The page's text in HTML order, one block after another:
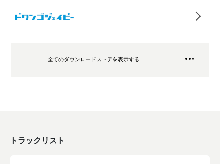
全てのダウンロードストアを表示する
トラックリスト